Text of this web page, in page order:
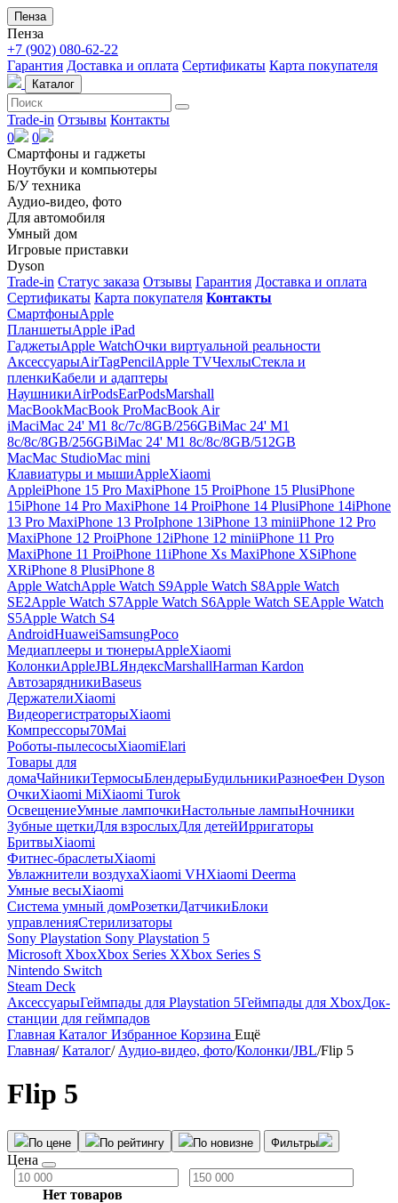
Пенза
Пенза
+7 (902) 080-62-22
Гарантия Доставка и оплата Сертификаты Карта покупателя
Каталог
Trade-in Отзывы Контакты
0
0
Смартфоны и гаджеты
Ноутбуки и компьютеры
Б/У техника
Аудио-видео, фото
Для автомобиля
Умный дом
Игровые приставки
Dyson
Trade-in Статус заказа Отзывы Гарантия Доставка и оплата
Сертификаты Карта покупателя Контакты
СмартфоныApple
ПланшетыApple iPad
ГаджетыApple WatchОчки виртуальной реальности
АксессуарыAirTagPencilApple TVЧехлыСтекла и
пленкиКабели и адаптеры
НаушникиAirPodsEarPodsMarshall
MacBookMacBook ProMacBook Air
iMaciMac 24' M1 8c/7c/8GB/256GBiMac 24' M1
8c/8c/8GB/256GBiMac 24' M1 8c/8c/8GB/512GB
MacMac StudioMac mini
Клавиатуры и мышиAppleXiaomi
AppleiPhone 15 Pro MaxiPhone 15 ProiPhone 15 PlusiPhone
15iPhone 14 Pro MaxiPhone 14 ProiPhone 14 PlusiPhone 14iPhone
13 Pro MaxiPhone 13 ProIphone 13iPhone 13 miniiPhone 12 Pro
MaxiPhone 12 ProiPhone 12iPhone 12 miniiPhone 11 Pro
MaxiPhone 11 ProiPhone 11iPhone Xs MaxiPhone XSiPhone
XRiPhone 8 PlusiPhone 8
Apple WatchApple Watch S9Apple Watch S8Apple Watch
SE2Apple Watch S7Apple Watch S6Apple Watch SEApple Watch
S5Apple Watch S4
AndroidHuaweiSamsungPoco
Медиаплееры и тюнерыAppleXiaomi
КолонкиAppleJBLЯндексMarshallHarman Kardon
АвтозарядникиBaseus
ДержателиXiaomi
ВидеорегистраторыXiaomi
Компрессоры70Mai
Роботы-пылесосыXiaomiElari
Товары для
домаЧайникиТермосыБлендерыБудильникиРазноеФен Dyson
ОчкиXiaomi MiXiaomi Turok
ОсвещениеУмные лампочкиНастольные лампыНочники
Зубные щеткиДля взрослыхДля детейИрригаторы
БритвыXiaomi
Фитнес-браслетыXiaomi
Увлажнители воздухаXiaomi VHXiaomi Deerma
Умные весыXiaomi
Система умный домРозеткиДатчикиБлоки
управленияСтерилизаторы
Sony Playstation Sony Playstation 5
Microsoft XboxXbox Series XXbox Series S
Nintendo Switch
Steam Deck
АксессуарыГеймпады для Playstation 5Геймпады для XboxДок-
станции для геймпадов
Главная Каталог Избранное Корзина Ещё
Главная/ Каталог/ Аудио-видео, фото/Колонки/JBL/Flip 5
Flip 5
По цене По рейтингу По новизне Фильтры
Цена
Нет товаров